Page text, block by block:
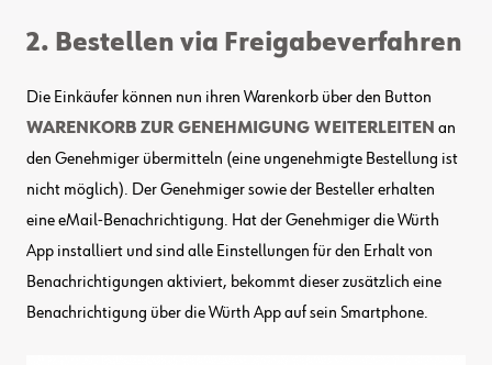
2. Bestellen via Freigabeverfahren
Die Einkäufer können nun ihren Warenkorb über den Button
WARENKORB ZUR GENEHMIGUNG WEITERLEITEN an
den Genehmiger übermitteln (eine ungenehmigte Bestellung ist
nicht möglich). Der Genehmiger sowie der Besteller erhalten
eine eMail-Benachrichtigung. Hat der Genehmiger die Würth
App installiert und sind alle Einstellungen für den Erhalt von
Benachrichtigungen aktiviert, bekommt dieser zusätzlich eine
Benachrichtigung über die Würth App auf sein Smartphone.